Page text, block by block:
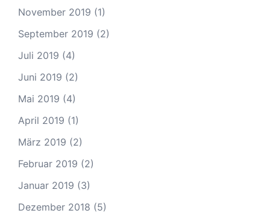
November 2019 (1)
September 2019 (2)
Juli 2019 (4)
Juni 2019 (2)
Mai 2019 (4)
April 2019 (1)
März 2019 (2)
Februar 2019 (2)
Januar 2019 (3)
Dezember 2018 (5)